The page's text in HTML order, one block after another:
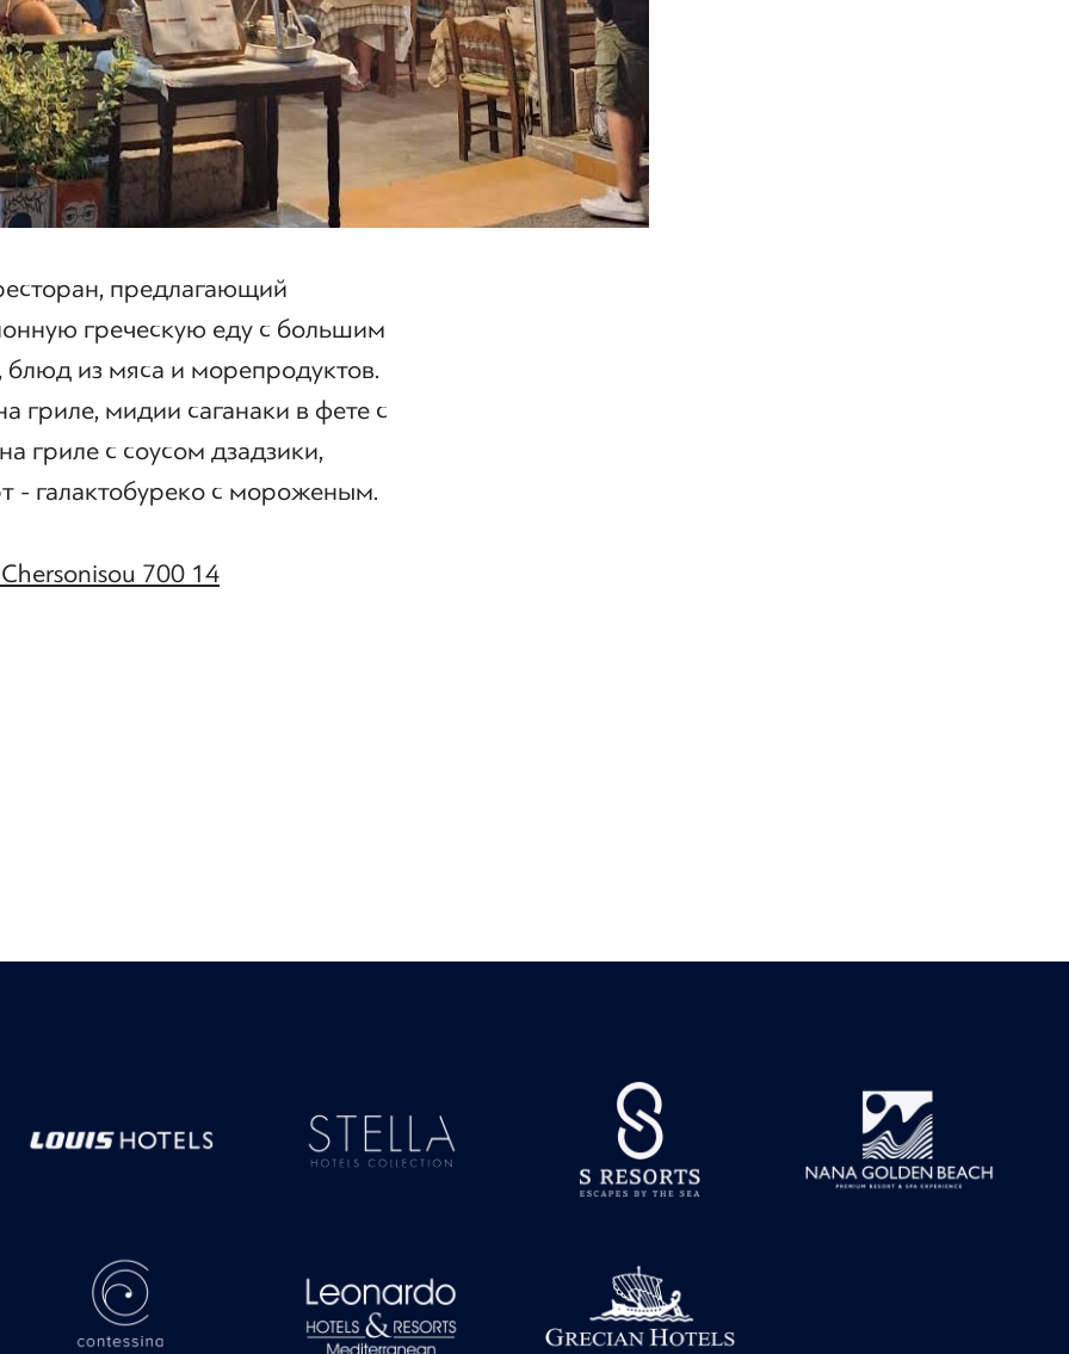
предлагающий
греческую еду с большим
из мяса и морепродуктов.
гриле, мидии саганаки в фете с
гриле с соусом дзадзики,
- галактобуреко с мороженым.
700 14